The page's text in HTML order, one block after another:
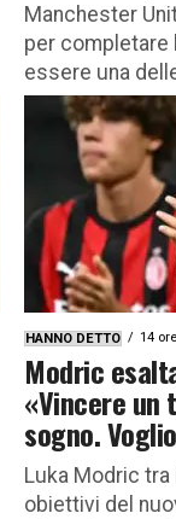
Manchester
per completare
essere una
HANNO DETTO 14
Modric
«Vincere un
sogno.
Luka Modric tra
obiettivi del